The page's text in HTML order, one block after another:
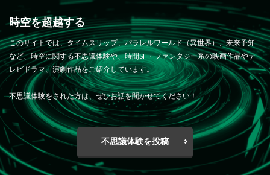
時空を超越する
このサイトでは、タイムスリップ、パラレルワールド（異世界）、未来予知
など、時空に関する不思議体験や、時間SF・ファンタジー系の映画作品やテ
レビドラマ、演劇作品をご紹介しています。
不思議体験をされた方は、ぜひお話を聞かせてください！
不思議体験を投稿